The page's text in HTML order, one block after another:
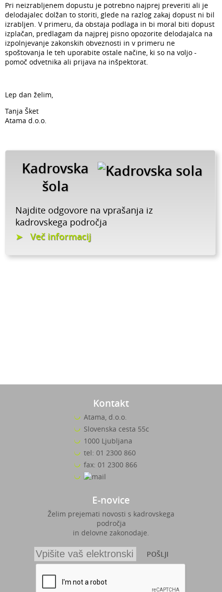
Pri neizrabljenem dopustu je potrebno najprej preveriti ali je
delodajalec dolžan to storiti, glede na razlog zakaj dopust ni bil
izrabljen. V primeru, da obstaja podlaga in bi moral biti dopust
izplačan, predlagam da najprej pisno opozorite delodajalca na
izpolnjevanje zakonskih obveznosti in v primeru ne
spoštovanja le teh uporabite ostale načine, ki so na voljo -
pomoč odvetnika ali prijava na inšpektorat.
Lep dan želim,
Tanja Šket
Atama d.o.o.
Kadrovska
šola
Najdite odgovore na vprašanja iz
kadrovskega področja
Več informacij
Kontakt
Atama, d.o.o.
Slovenska cesta 55c
1000 Ljubljana
tel: 01 2300 860
fax: 01 2300 866
E-novice
Želim prejemati novosti s kadrovskega
področja
in delovne zakonodaje.
POŠLJI